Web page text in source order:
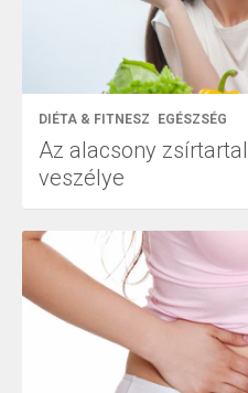
DIÉTA & FITNESZ EGÉSZSÉG
Az alacsony
veszélye